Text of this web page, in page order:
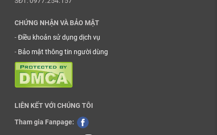
CHỨNG NHẬN VÀ BẢO MẬT
-Điều khoản sử dụng dịch vụ
- Bảo mật thông tin người dùng
LIÊN KẾT VỚI CHÚNG TÔI
Tham gia Fanpage: